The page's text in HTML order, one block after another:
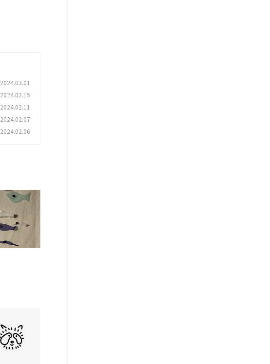
2024.03.01
2024.02.15
2024.02.11
2024.02.07
2024.02.06